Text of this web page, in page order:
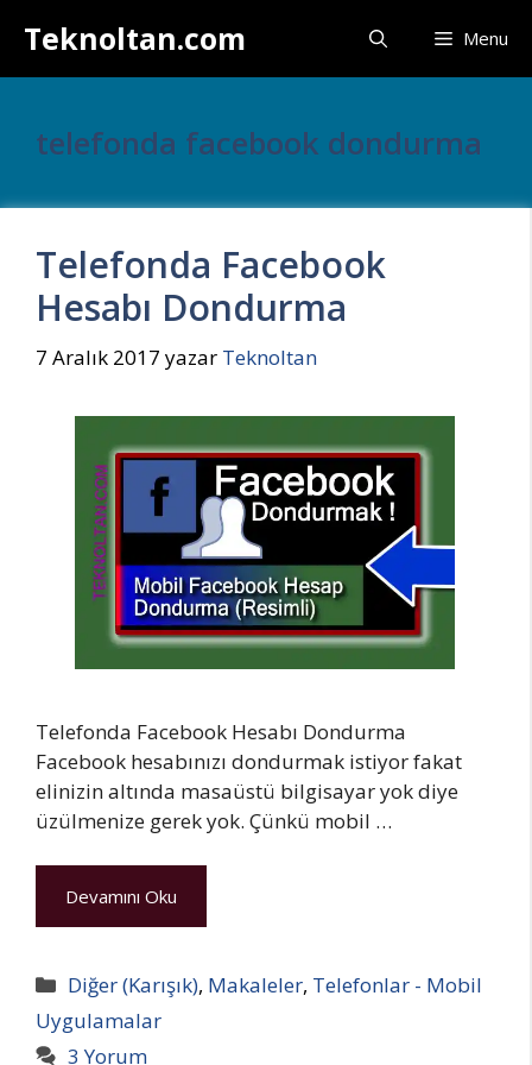
atlaTeknoltan.com Menu
telefonda facebook dondurma
Telefonda Facebook
Hesabı Dondurma
7 Aralık 2017 yazar Teknoltan
Telefonda Facebook Hesabı Dondurma
Facebook hesabınızı dondurmak istiyor fakat
elinizin altında masaüstü bilgisayar yok diye
üzülmenize gerek yok. Çünkü mobil …
Devamını Oku
Kategoriler
Diğer (Karışık), Makaleler, Telefonlar - Mobil
Uygulamalar
3 Yorum